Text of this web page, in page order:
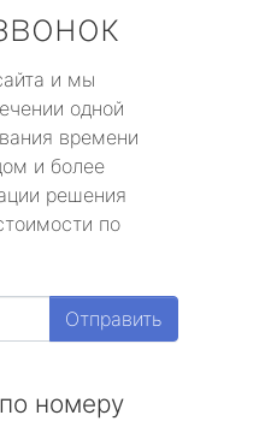
и мы
одной
времени
и более
решения
по
Отправить
номеру